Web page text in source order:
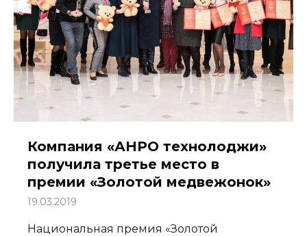
Компания «АНРО технолоджи»
получила третье место в
премии «Золотой медвежонок»
19.03.2019
Национальная премия «Золотой